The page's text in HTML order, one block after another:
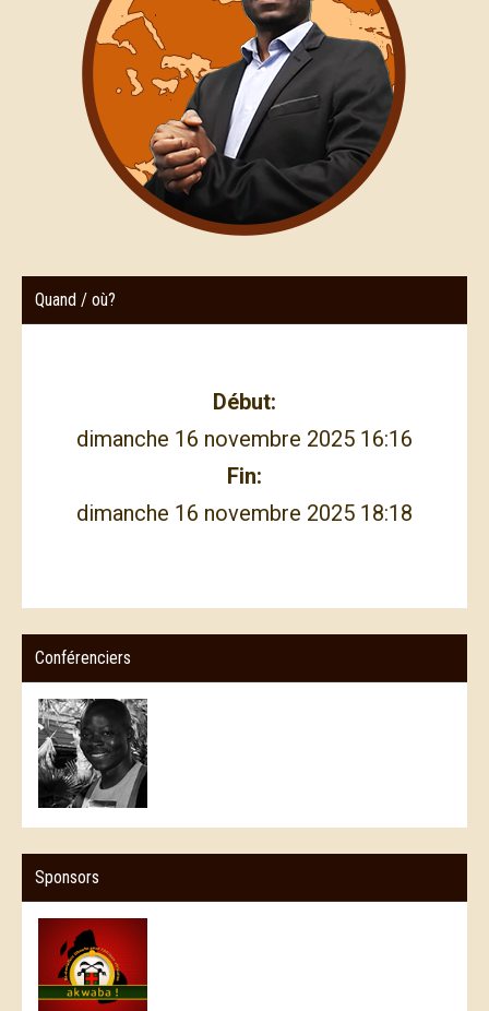
Quand / où?
Début:
dimanche 16 novembre 2025 16:16
Fin:
dimanche 16 novembre 2025 18:18
Conférenciers
Sponsors